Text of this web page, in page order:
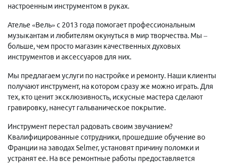
настроенным инструментом в руках.
Ателье «Вель» с 2013 года помогает профессиональным
музыкантам и любителям окунуться в мир творчества. Мы –
больше, чем просто магазин качественных духовых
инструментов и аксессуаров для них.
Мы предлагаем услуги по настройке и ремонту. Наши клиенты
получают инструмент, на котором сразу же можно играть. Для
тех, кто ценит эксклюзивность, искусные мастера сделают
гравировку, нанесут гальваническое покрытие.
Инструмент перестал радовать своим звучанием?
Квалифицированные сотрудники, прошедшие обучение во
Франции на заводах Selmer, установят причину поломки и
устранят ее. На все ремонтные работы предоставляется